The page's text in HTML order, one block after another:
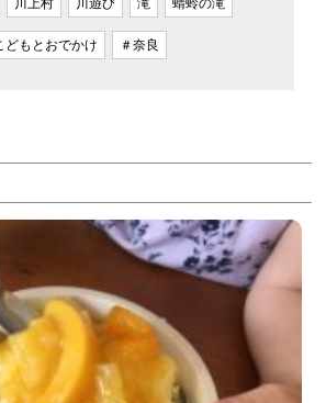
川上村 川遊び 滝 蜻蛉の滝
どもとおでかけ ＃奈良